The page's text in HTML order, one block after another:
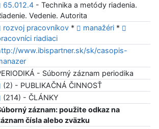
65.012.4- Technika a metódy riadenia.
Vedenie. Autorita
rozvoj pracovníkov * manažéri *
riadiaci
www.ibispartner.sk/sk/casopis-
- Súborný záznam periodika
(2) - PUBLIKAČNÁ ČINNOSŤ
(214) - ČLÁNKY
záznam: použite odkaz na
čísla alebo zväzku